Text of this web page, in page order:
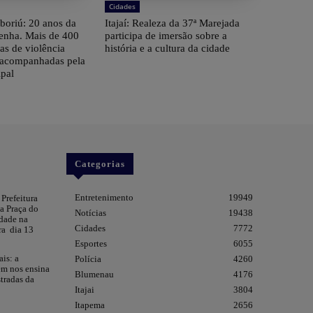
20 anos da
Mais de 400
de violência
pela
Cidades
Itajaí: Realeza da 37ª Marejada
participa de imersão sobre a
história e a cultura da cidade
Praça do
na
dia 13
a
nos ensina
da
Categorias
Entretenimento
19949
Notícias
19438
Cidades
7772
Esportes
6055
Polícia
4260
Blumenau
4176
Itajai
3804
Itapema
2656